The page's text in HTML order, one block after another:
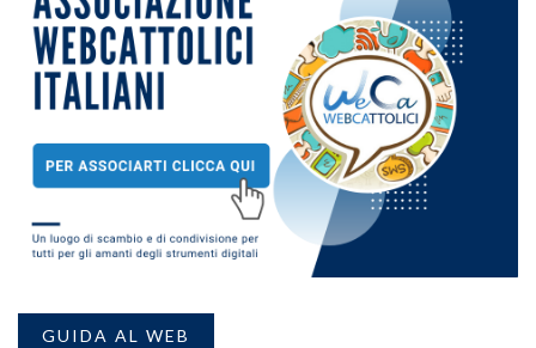
GUIDA AL WEB